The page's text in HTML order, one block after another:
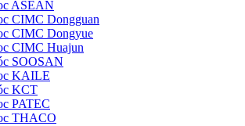
ASEAN
CIMC Dongguan
CIMC Dongyue
CIMC Huajun
SOOSAN
KAILE
KCT
PATEC
THACO